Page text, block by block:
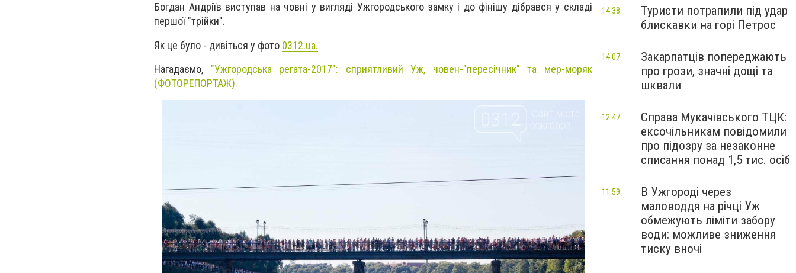
Богдан Андріїв виступав на човні у вигляді Ужгородського замку і до фінішу дібрався у складі
першої "трійки".
Як це було - дивіться у фото 0312.ua.
Нагадаємо, "Ужгородська регата-2017": сприятливий Уж, човен-"пересічник" та мер-моряк
(ФОТОРЕПОРТАЖ).
Туристи потрапили під удар
блискавки на горі Петрос
14:38
Закарпатців попереджають
про грози, значні дощі та
шквали
14:07
Справа Мукачівського ТЦК:
ексочільникам повідомили
про підозру за незаконне
списання понад 1,5 тис. осіб
12:47
В Ужгороді через
маловоддя на річці Уж
обмежують ліміти забору
води: можливе зниження
тиску вночі
11:59